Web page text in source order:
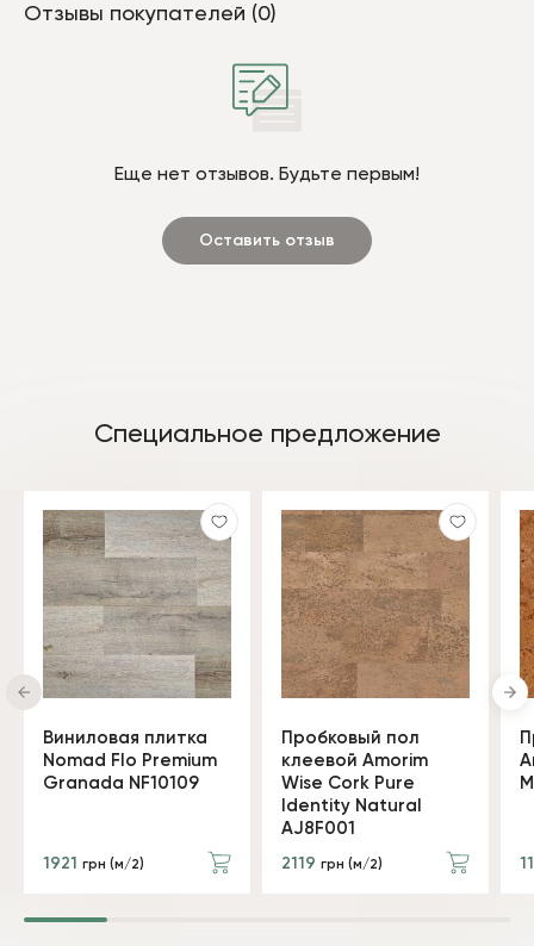
Отзывы покупателей (0)
Еще нет отзывов. Будьте первым!
Оставить отзыв
Специальное предложение
Виниловая плитка
Nomad Flo Premium
Granada NF10109
1921 грн (м/2)
Пробковый пол
клеевой Amorim
Wise Cork Pure
Identity Natural
AJ8F001
2119 грн (м/2)